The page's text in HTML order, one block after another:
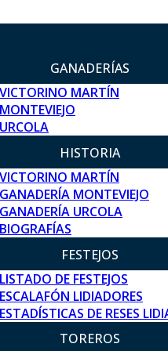
GANADERÍAS
VICTORINO MARTÍN
MONTEVIEJO
URCOLA
HISTORIA
VICTORINO MARTÍN
GANADERÍA MONTEVIEJO
GANADERÍA URCOLA
BIOGRAFÍAS
FESTEJOS
LISTADO DE FESTEJOS
ESCALAFÓN LIDIADORES
ESTADÍSTICAS DE RESES
TOREROS